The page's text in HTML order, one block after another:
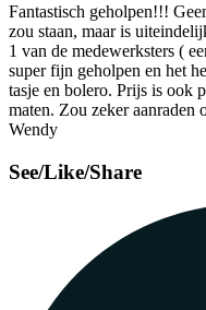
Fantastisch geholpen!!!
zou staan, maar is
1 van de medewerksters (
super fijn geholpen en het
tasje en bolero. Prijs is ook
maten. Zou zeker aanraden
Wendy
See/Like/Share